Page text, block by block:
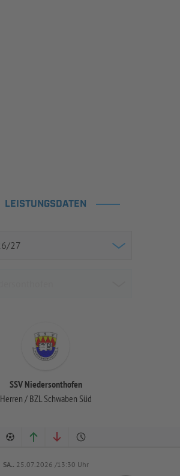
LEISTUNGSDATEN
SSV Niedersonthofen
Herren / BZL Schwaben Süd
SA.. 25.07.2026 /13:30 Uhr